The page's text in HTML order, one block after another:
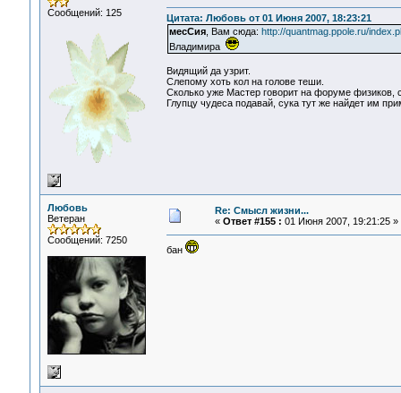
Сообщений: 125
Цитата: Любовь от 01 Июня 2007, 18:23:21
месСия, Вам сюда: http://quantmag.ppole.ru/
Владимира
Видящий да узрит.
Слепому хоть кол на голове теши.
Сколько уже Мастер говорит на форуме физиков,
Глупцу чудеса подавай, сука тут же найдет им
Любовь
Ветеран
Сообщений: 7250
Re: Смысл жизни...
« Ответ #155 : 01 Июня 2007, 19:21:25 »
бан